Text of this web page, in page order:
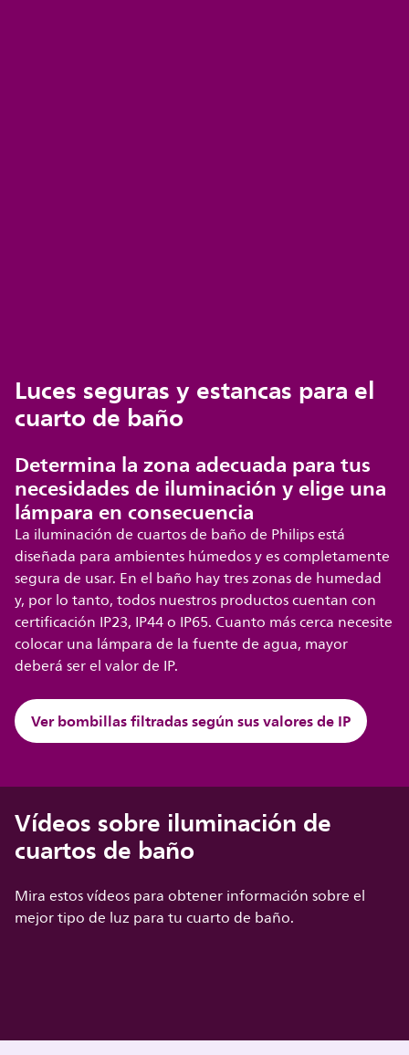
Luces seguras y estancas para el
cuarto de baño
Determina la zona adecuada para tus
necesidades de iluminación y elige una
lámpara en consecuencia
La iluminación de cuartos de baño de Philips está
diseñada para ambientes húmedos y es completamente
segura de usar. En el baño hay tres zonas de humedad
y, por lo tanto, todos nuestros productos cuentan con
certificación IP23, IP44 o IP65. Cuanto más cerca necesite
colocar una lámpara de la fuente de agua, mayor
deberá ser el valor de IP.
Ver bombillas filtradas según sus valores de IP
Vídeos sobre iluminación de
cuartos de baño
Mira estos vídeos para obtener información sobre el
mejor tipo de luz para tu cuarto de baño.